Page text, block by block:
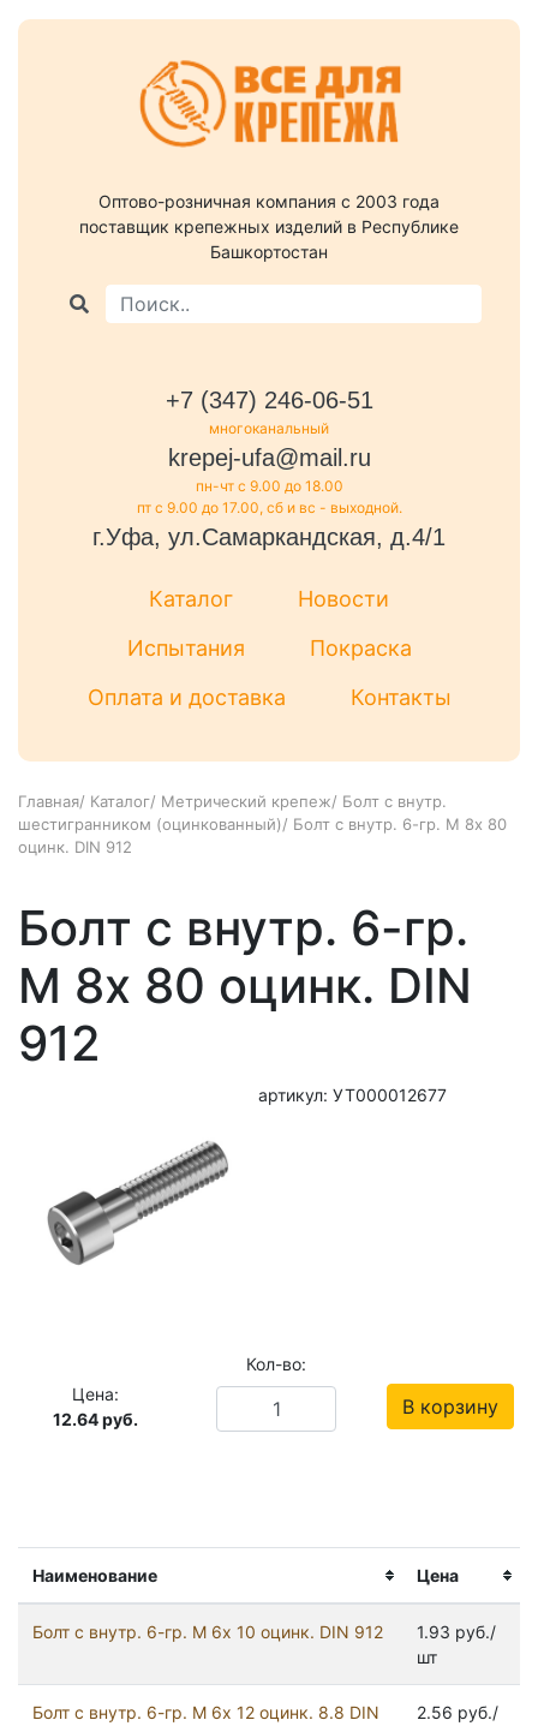
Оптово-розничная компания c 2003 года
поставщик крепежных изделий в Республике
Башкортостан
+7 (347) 246-06-51
многоканальный
krepej-ufa@mail.ru
пн-чт с 9.00 до 18.00
пт с 9.00 до 17.00, сб и вс - выходной.
г.Уфа, ул.Самаркандская, д.4/1
Каталог
Новости
Испытания
Покраска
Оплата и доставка
Контакты
Главная/ Каталог/ Метрический крепеж/ Болт с внутр.
шестигранником (оцинкованный)/ Болт с внутр. 6-гр. М 8х 80
оцинк. DIN 912
Наименование Цена
Болт с внутр. 6-гр. М 6х 10 оцинк. DIN 912
1.93 руб./
шт
Болт с внутр. 6-гр. М 6х 12 оцинк. 8.8 DIN
2.56 руб./
Болт с внутр. 6-гр.
М 8х 80 оцинк. DIN
912
артикул: УТ000012677
Цена:
12.64руб.
Кол-во:
В корзину